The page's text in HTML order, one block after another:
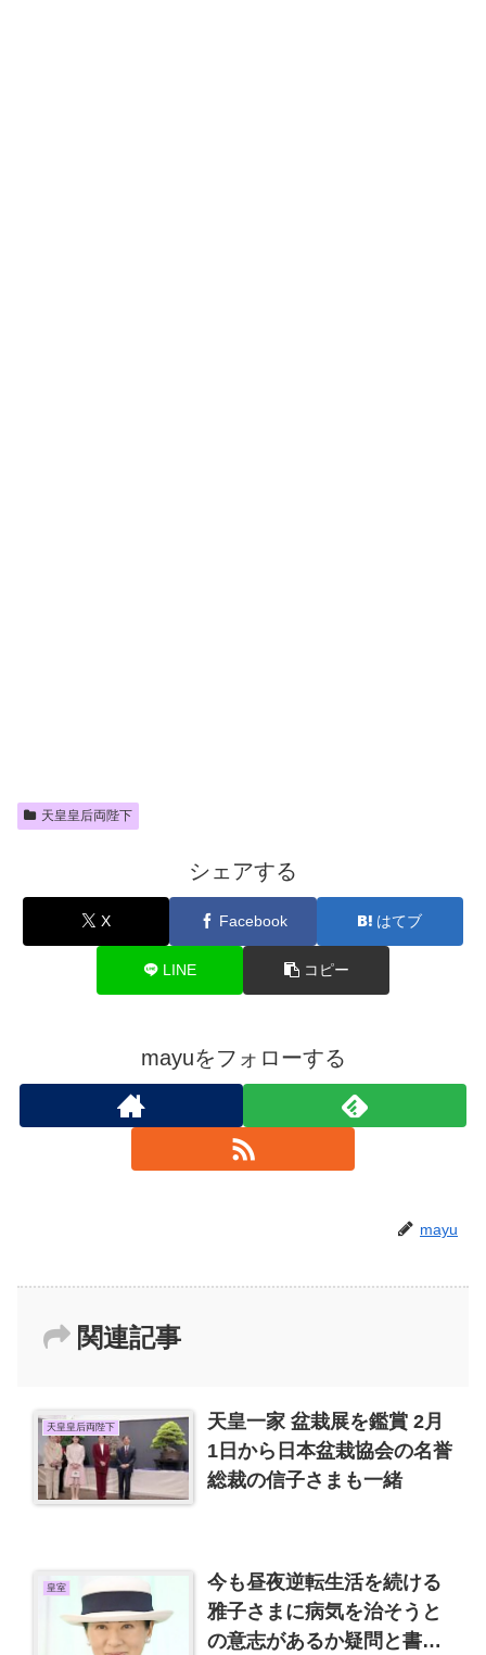
天皇皇后両陛下
シェアする
X Facebook はてブ
LINE コピー
mayuをフォローする
mayu
関連記事
天皇皇后両陛下
天皇一家 盆栽展を鑑賞 2月
1日から日本盆栽協会の名誉
総裁の信子さまも一緒
皇室
今も昼夜逆転生活を続ける
雅子さまに病気を治そうと
の意志があるか疑問と書か